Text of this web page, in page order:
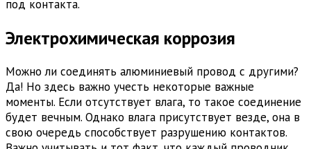
под контакта.
Электрохимическая коррозия
Можно ли соединять алюминиевый провод с другими?
Да! Но здесь важно учесть некоторые важные
моменты. Если отсутствует влага, то такое соединение
будет вечным. Однако влага присутствует везде, она в
свою очередь способствует разрушению контактов.